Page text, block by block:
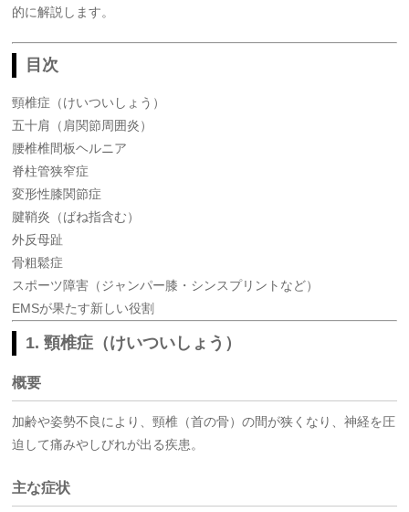
的に解説します。
目次
頸椎症（けいついしょう）
五十肩（肩関節周囲炎）
腰椎椎間板ヘルニア
脊柱管狭窄症
変形性膝関節症
腱鞘炎（ばね指含む）
外反母趾
骨粗鬆症
スポーツ障害（ジャンパー膝・シンスプリントなど）
EMSが果たす新しい役割
1. 頸椎症（けいついしょう）
概要
加齢や姿勢不良により、頸椎（首の骨）の間が狭くなり、神経を圧
迫して痛みやしびれが出る疾患。
主な症状